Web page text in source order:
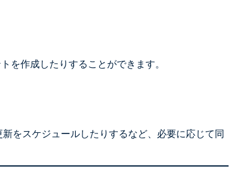
を作成したりすることができます。
をスケジュールしたりするなど、必要に応じて同